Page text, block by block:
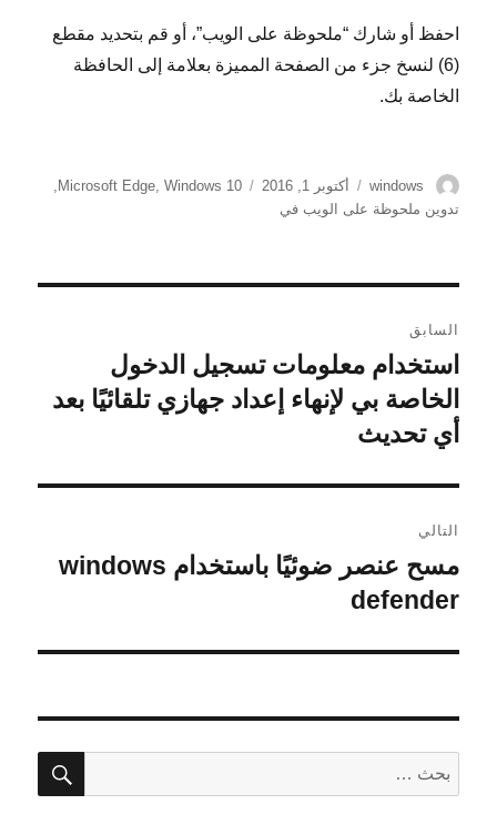
احفظ أو شارك “ملحوظة على الويب”، أو قم بتحديد مقطع
(6) لنسخ جزء من الصفحة المميزة بعلامة إلى الحافظة
الخاصة بك.
الكاتب
windows
نُشرت
في
أكتوبر 1, 2016 الوسوم Microsoft Edge, Windows 10
تدوين ملحوظة على الويب في
المقالات
السابق
المقالة
السابقة:
استخدام معلومات تسجيل الدخول
الخاصة بي لإنهاء إعداد جهازي تلقائيًا بعد
أي تحديث
التالي
المقالة
التالية:
مسح عنصر ضوئيًا باستخدام windows
defender
عن:
بحث